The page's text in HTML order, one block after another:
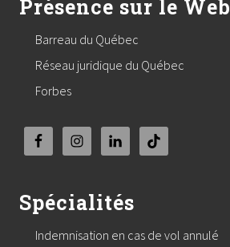
Présence sur le Web
Barreau du Québec
Réseau juridique du Québec
Forbes
Spécialités
Indemnisation en cas de vol annulé